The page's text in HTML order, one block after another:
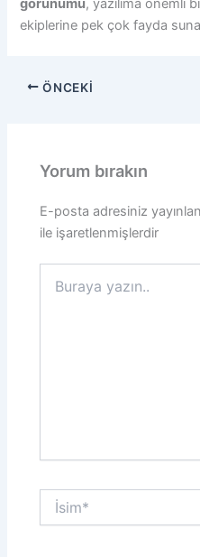
görünümü, yazılıma önemli
ekiplerine pek çok fayda
ÖNCEKI
Yorum bırakın
E-posta adresiniz
ile işaretlenmişlerdir
yazın..
İsim*